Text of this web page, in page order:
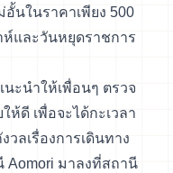
นในราคาเพียง 500
ห์และวันหยุดราชการ
ะนำให้เพื่อนๆ ตรวจ
ห้ดี เพื่อจะได้กะเวลา
ลเรื่องการเดินทาง
Aomori มาลงที่สถานี